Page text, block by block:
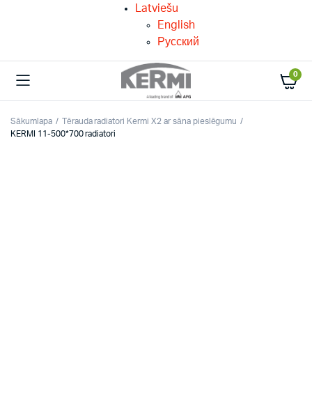
Latviešu
English
Русский
0
Sākumlapa
Tērauda radiatori Kermi X2 ar sāna pieslēgumu
KERMI 11-500*700 radiatori